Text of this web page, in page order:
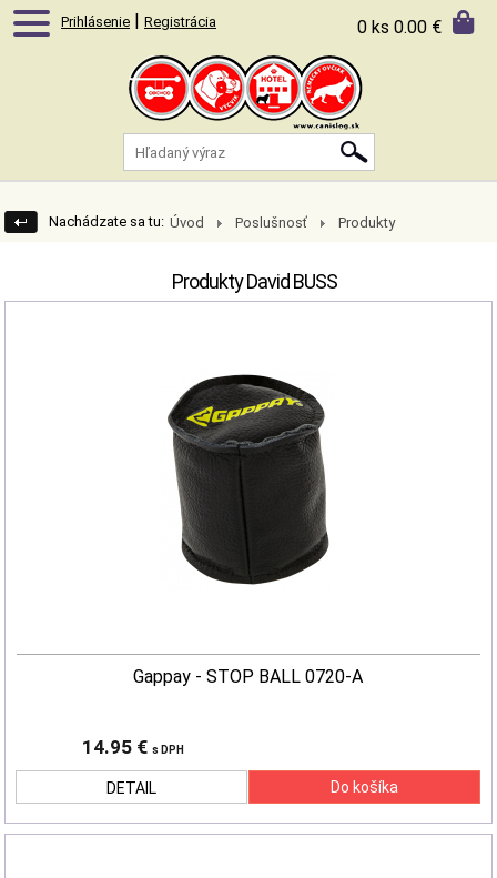
Prihlásenie | Registrácia 0 ks 0.00 €
Nachádzate sa tu: Úvod Poslušnosť
Produkty
Produkty David BUSS
Gappay - STOP BALL 0720-A
14.95 € s DPH
DETAIL